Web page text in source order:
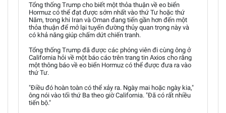
Tổng thống Trump cho biết một thỏa thuận về eo biển
Hormuz có thể đạt được sớm nhất vào thứ Tư hoặc thứ
Năm, trong khi Iran và Oman đang tiến gần hơn đến một
thỏa thuận để mở lại tuyến đường thủy quan trọng này và
có khả năng giúp chấm dứt chiến tranh.
Tổng thống Trump đã được các phóng viên đi cùng ông ở
California hỏi về một báo cáo trên trang tin Axios cho rằng
một thông báo về eo biển Hormuz có thể được đưa ra vào
thứ Tư.
"Điều đó hoàn toàn có thể xảy ra. Ngày mai hoặc ngày kia,"
ông nói vào tối thứ Ba theo giờ California. "Đã có rất nhiều
tiến bộ."